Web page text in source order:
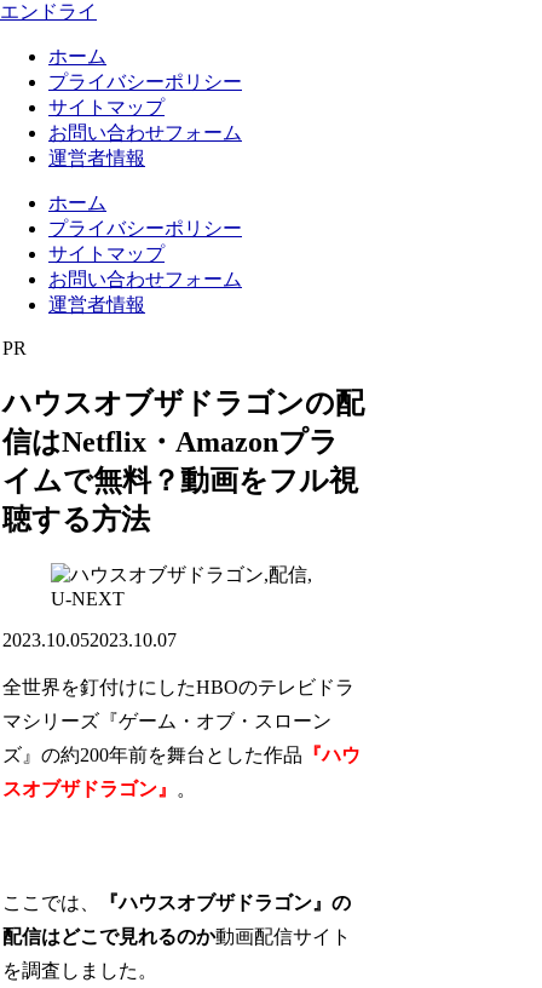
エンドライ
ホーム
プライバシーポリシー
サイトマップ
お問い合わせフォーム
運営者情報
ホーム
プライバシーポリシー
サイトマップ
お問い合わせフォーム
運営者情報
PR
ハウスオブザドラゴンの配
信はNetflix・Amazonプラ
イムで無料？動画をフル視
聴する方法
U-NEXT
2023.10.052023.10.07
全世界を釘付けにしたHBOのテレビドラ
マシリーズ『ゲーム・オブ・スローン
ズ』の約200年前を舞台とした作品 『ハウ
スオブザドラゴン』
。
ここでは、
『ハウスオブザドラゴン』の
配信はどこで見れるのか動画配信サイト
を調査しました。